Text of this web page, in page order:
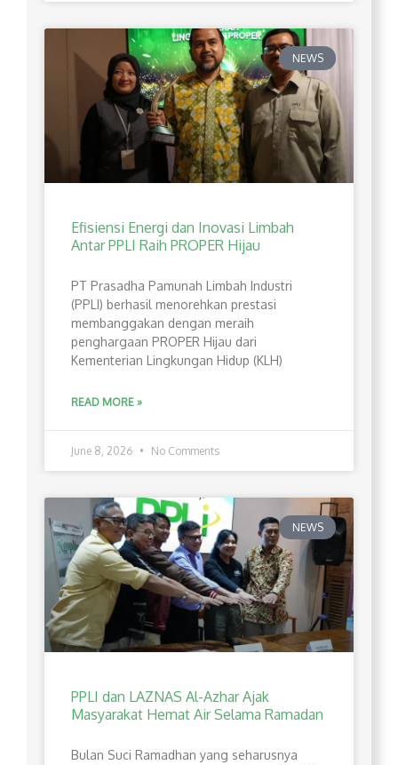
NEWS
Efisiensi Energi dan Inovasi Limbah
Antar PPLI Raih PROPER Hijau
PT Prasadha Pamunah Limbah Industri
(PPLI) berhasil menorehkan prestasi
membanggakan dengan meraih
penghargaan PROPER Hijau dari
Kementerian Lingkungan Hidup (KLH)
READ MORE »
June 8, 2026 No Comments
NEWS
PPLI dan LAZNAS Al-Azhar Ajak
Masyarakat Hemat Air Selama Ramadan
Bulan Suci Ramadhan yang seharusnya